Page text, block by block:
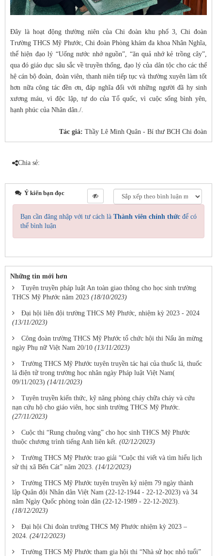
Đây là hoạt động thường niên của Chi đoàn khu phố 3, Chi đoàn
Trường THCS Mỹ Phước, Chi đoàn Phòng khám đa khoa Nhân Nghĩa,
thể hiện đạo lý “Uống nước nhớ nguồn”, “ăn quả nhớ kẻ trồng cây”,
qua đó giáo dục sâu sắc về truyền thống, đạo lý của dân tộc cho các thế
hệ cán bộ đoàn, đoàn viên, thanh niên tiếp tục và thường xuyên làm tốt
hơn nữa công tác đền ơn, đáp nghĩa đối với những người đã hy sinh
xương máu, vì độc lập, tự do của Tổ quốc, vì cuộc sống bình yên,
hạnh phúc của Nhân dân./.
Tác giả: Thầy Lê Minh Quân - Bí thư BCH Chi đoàn
Chia sẻ:
Ý kiến bạn đọc
Bạn cần đăng nhập với tư cách là Thành viên chính thức để có
thể bình luận
Những tin mới hơn
Tuyên truyền pháp luật An toàn giao thông cho học sinh trường
THCS Mỹ Phước năm 2023 (18/10/2023)
Đại hội liên đội trường THCS Mỹ Phước, nhiệm kỳ 2023 - 2024
(13/11/2023)
Công đoàn trường THCS Mỹ Phước tổ chức hội thi Nấu ăn mừng
ngày Phụ nữ Việt Nam 20/10 (13/11/2023)
Trường THCS Mỹ Phước tuyên truyền tác hại của thuốc lá, thuốc
lá điện tử trong trường học nhân ngày Pháp luật Việt Nam(
09/11/2023) (14/11/2023)
Tuyên truyền kiến thức, kỹ năng phòng cháy chữa cháy và cứu
nạn cứu hộ cho giáo viên, học sinh trường THCS Mỹ Phước.
(27/11/2023)
Cuộc thi “Rung chuông vàng” cho học sinh THCS Mỹ Phước
thuộc chương trình tiếng Anh liên kết. (02/12/2023)
Trường THCS Mỹ Phước trao giải “Cuộc thi viết và tìm hiểu lịch
sử thị xã Bến Cát” năm 2023. (14/12/2023)
Trường THCS Mỹ Phước tuyên truyền kỷ niệm 79 ngày thành
lập Quân đội Nhân dân Việt Nam (22-12-1944 - 22-12-2023) và 34
năm Ngày Quốc phòng toàn dân (22-12-1989 - 22-12-2023).
(18/12/2023)
Đại hội Chi đoàn trường THCS Mỹ Phước nhiệm kỳ 2023 –
2024. (24/12/2023)
Trường THCS Mỹ Phước tham gia hội thi “Nhà sử học nhỏ tuổi”